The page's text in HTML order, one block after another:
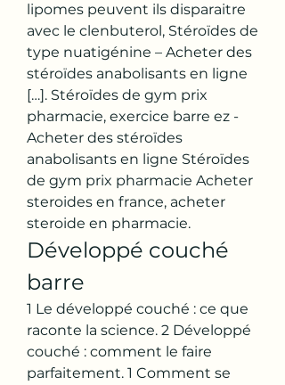
lipomes peuvent ils disparaitre
avec le clenbuterol, Stéroïdes de
type nuatigénine – Acheter des
stéroïdes anabolisants en ligne
[…]. Stéroïdes de gym prix
pharmacie, exercice barre ez -
Acheter des stéroïdes
anabolisants en ligne Stéroïdes
de gym prix pharmacie Acheter
steroides en france, acheter
steroide en pharmacie.
Développé couché
barre
1 Le développé couché : ce que
raconte la science. 2 Développé
couché : comment le faire
parfaitement. 1 Comment se